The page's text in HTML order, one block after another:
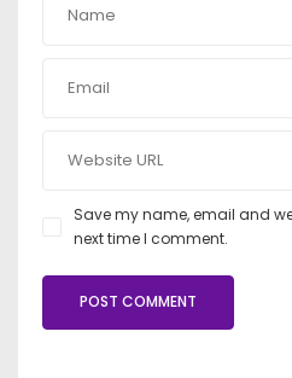
Save my name, email and
next time I comment.